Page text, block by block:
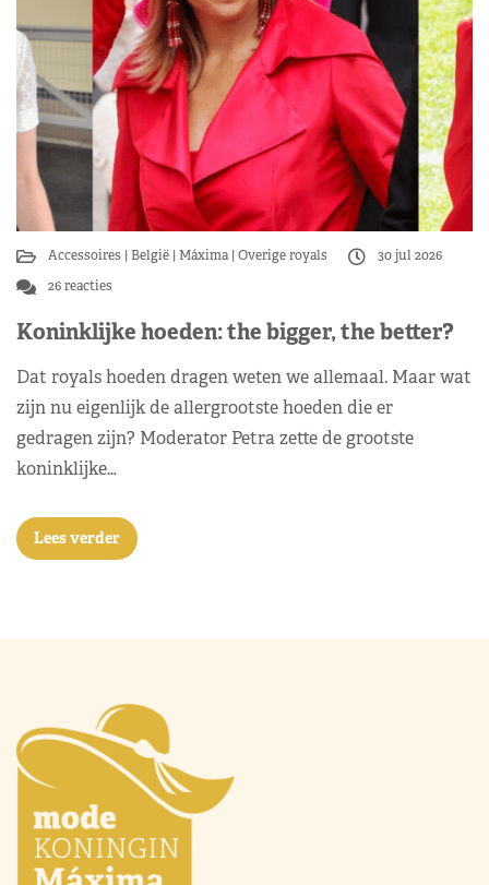
Accessoires België Máxima Overige royals
30 jul 2026
26 reacties
Koninklijke hoeden: the bigger, the better?
Dat royals hoeden dragen weten we allemaal. Maar wat
zijn nu eigenlijk de allergrootste hoeden die er
gedragen zijn? Moderator Petra zette de grootste
koninklijke…
Lees verder